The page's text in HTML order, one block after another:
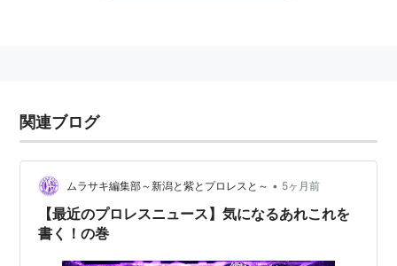
有明=1273人、新木場1stRing=350人）の他の主要23区
圏内の会場では、ディファ有明と新木場1stRingの中間
に当たるため、新木場1stRingでは狭いものの、ディフ
ァ有明ほどのキャパが必要ではない規模の興行で使われ
ることが多い。
関連ブログ
ムラサキ編集部～新潟と紫とプロレスと～ • 5ヶ月前
【最近のプロレスニュース】気になるあれこれを
書く！の巻